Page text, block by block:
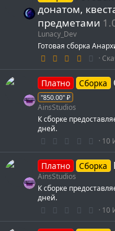
в
ё
з
донатом,
предметами
Lunacy_Dev
Готовая сборка
4
0
з
з
д
Платно Сборка
"850.00" ₽
AinsStudios
К сборке
дней.
0
0
з
ё
10
Платно Сборка
AinsStudios
К сборке
дней.
0 10